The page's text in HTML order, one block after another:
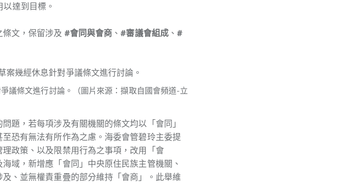
達到目標。
文，保留涉及 #會同與會商 、#審議會組成 、#
議條文進行討論。（圖片來源：擷取自國會頻道-立
題，若每項涉及有關機關的條文均以「會同」
恐有無法有所作為之慮。海委會管碧玲主委提
政策、以及限禁用行為之事項，改用「會
域，新增應「會同」中央原住民族主管機關、
、並無權責重疊的部分維持「會商」。此舉維